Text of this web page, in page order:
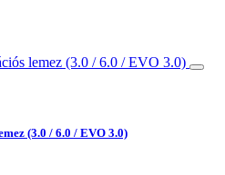
(3.0 / 6.0 / EVO 3.0)